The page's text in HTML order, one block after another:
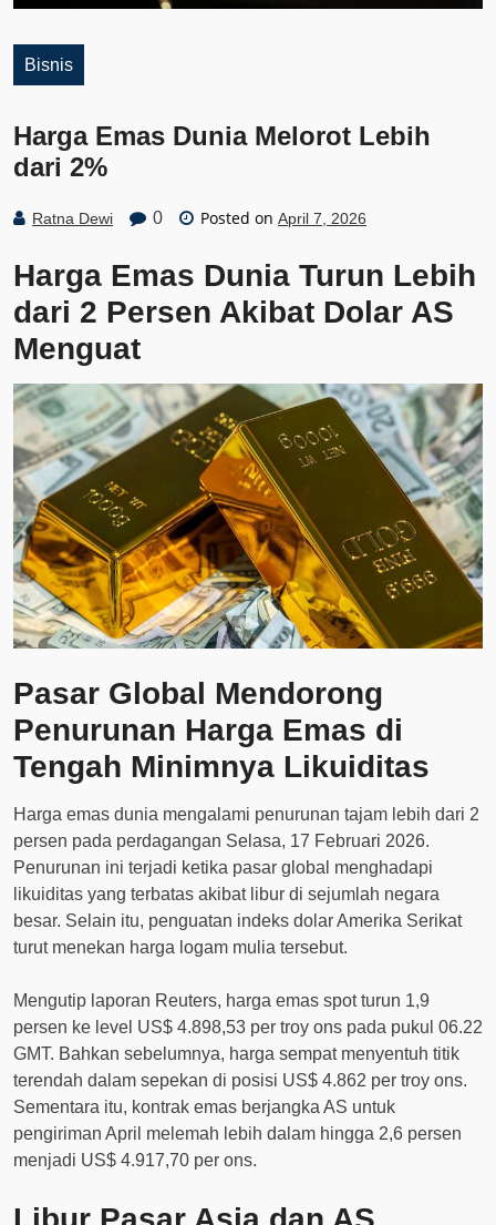
Bisnis
Harga Emas Dunia Melorot Lebih
dari 2%
Ratna Dewi 0 Posted on April 7, 2026
Harga Emas Dunia Turun Lebih
dari 2 Persen Akibat Dolar AS
Menguat
Pasar Global Mendorong
Penurunan Harga Emas di
Tengah Minimnya Likuiditas
Harga emas dunia mengalami penurunan tajam lebih dari 2
persen pada perdagangan Selasa, 17 Februari 2026.
Penurunan ini terjadi ketika pasar global menghadapi
likuiditas yang terbatas akibat libur di sejumlah negara
besar. Selain itu, penguatan indeks dolar Amerika Serikat
turut menekan harga logam mulia tersebut.
Mengutip laporan Reuters, harga emas spot turun 1,9
persen ke level US$ 4.898,53 per troy ons pada pukul 06.22
GMT. Bahkan sebelumnya, harga sempat menyentuh titik
terendah dalam sepekan di posisi US$ 4.862 per troy ons.
Sementara itu, kontrak emas berjangka AS untuk
pengiriman April melemah lebih dalam hingga 2,6 persen
menjadi US$ 4.917,70 per ons.